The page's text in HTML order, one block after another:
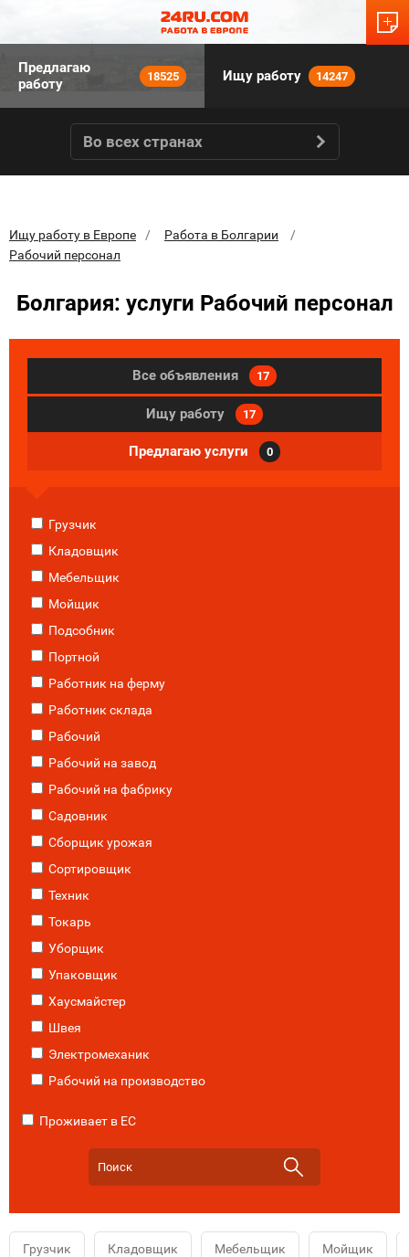
Предлагаю
работу
18525 Ищу работу 14247
Во всех странах
Ищу работу в Европе
Работа в Болгарии
Рабочий персонал
Болгария: услуги Рабочий персонал
Все объявления 17
Ищу работу 17
Предлагаю услуги 0
Грузчик
Кладовщик
Мебельщик
Мойщик
Подсобник
Портной
Работник на ферму
Работник склада
Рабочий
Рабочий на завод
Рабочий на фабрику
Садовник
Сборщик урожая
Сортировщик
Техник
Токарь
Уборщик
Упаковщик
Хаусмайстер
Швея
Электромеханик
Рабочий на производство
Проживает в ЕС
Грузчик Кладовщик Мебельщик Мойщик